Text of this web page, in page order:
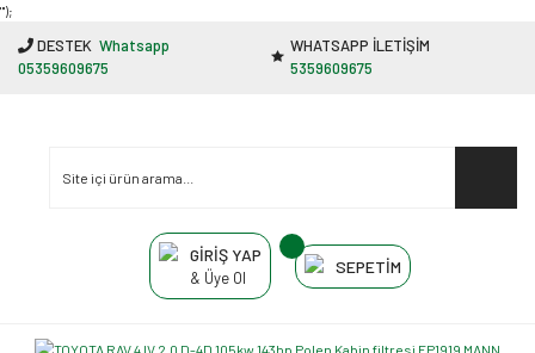
"');
DESTEK Whatsapp
05359609675
WHATSAPP İLETİŞİM
5359609675
GİRİŞ YAP
& Üye Ol
SEPETİM